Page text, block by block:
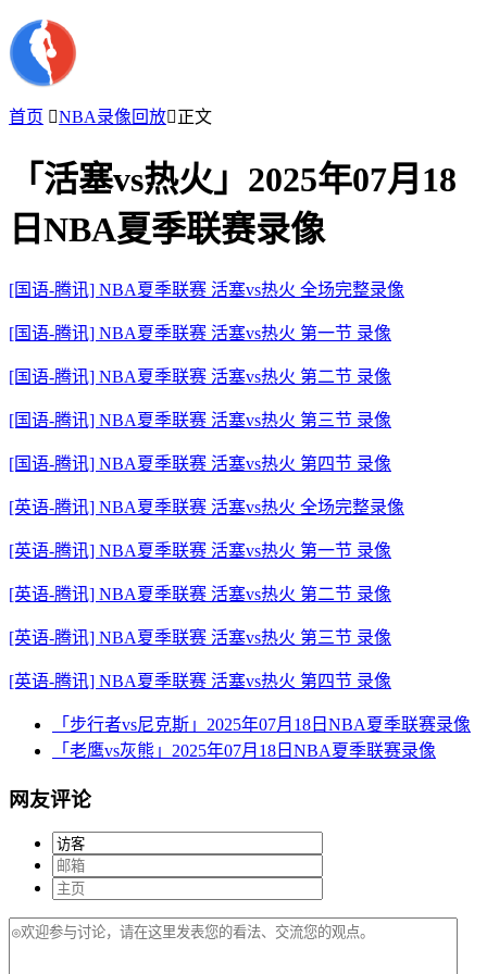
首页 NBA录像回放正文
「活塞vs热火」2025年07月18
日NBA夏季联赛录像
[国语-腾讯] NBA夏季联赛 活塞vs热火 全场完整录像
[国语-腾讯] NBA夏季联赛 活塞vs热火 第一节 录像
[国语-腾讯] NBA夏季联赛 活塞vs热火 第二节 录像
[国语-腾讯] NBA夏季联赛 活塞vs热火 第三节 录像
[国语-腾讯] NBA夏季联赛 活塞vs热火 第四节 录像
[英语-腾讯] NBA夏季联赛 活塞vs热火 全场完整录像
[英语-腾讯] NBA夏季联赛 活塞vs热火 第一节 录像
[英语-腾讯] NBA夏季联赛 活塞vs热火 第二节 录像
[英语-腾讯] NBA夏季联赛 活塞vs热火 第三节 录像
[英语-腾讯] NBA夏季联赛 活塞vs热火 第四节 录像
「步行者vs尼克斯」2025年07月18日NBA夏季联赛录像
「老鹰vs灰熊」2025年07月18日NBA夏季联赛录像
网友评论